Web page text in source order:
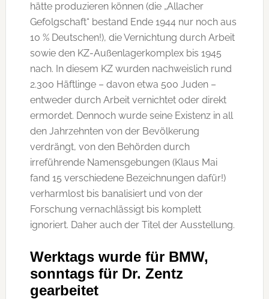
hätte produzieren können (die „Allacher
Gefolgschaft“ bestand Ende 1944 nur noch aus
10 % Deutschen!), die Vernichtung durch Arbeit
sowie den KZ-Außenlagerkomplex bis 1945
nach. In diesem KZ wurden nachweislich rund
2.300 Häftlinge – davon etwa 500 Juden –
entweder durch Arbeit vernichtet oder direkt
ermordet. Dennoch wurde seine Existenz in all
den Jahrzehnten von der Bevölkerung
verdrängt, von den Behörden durch
irreführende Namensgebungen (Klaus Mai
fand 15 verschiedene Bezeichnungen dafür!)
verharmlost bis banalisiert und von der
Forschung vernachlässigt bis komplett
ignoriert. Daher auch der Titel der Ausstellung.
Werktags wurde für BMW,
sonntags für Dr. Zentz
gearbeitet